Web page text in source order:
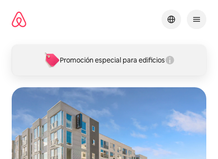
contenido
Promoción especial para edificios